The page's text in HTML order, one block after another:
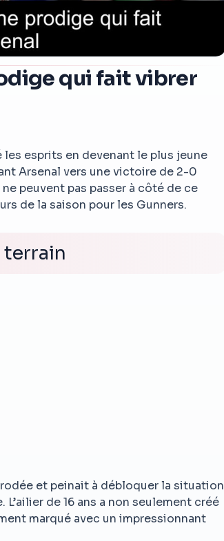
qui fait vibrer
les esprits en devenant le plus jeune
Arsenal vers une victoire de 2-0
peuvent pas passer à côté de ce
de la saison pour les Gunners.
terrain
et peinait à débloquer la situation
de 16 ans a non seulement créé
marqué avec un impressionnant